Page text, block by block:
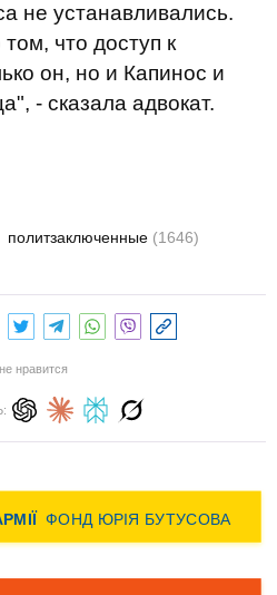
не устанавливались.
что доступ к
он, но и Капинос и
- сказала адвокат.
политзаключенные (1646)
нравится